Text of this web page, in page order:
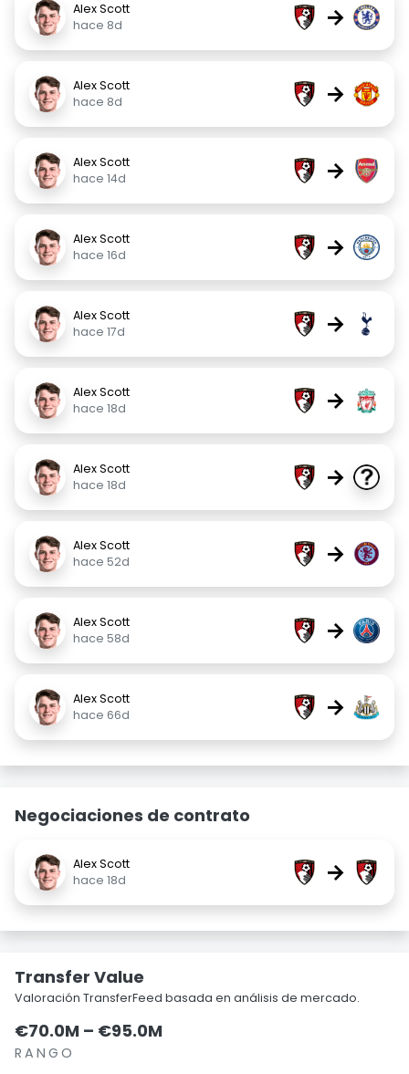
Alex Scott
hace 8d
→
Alex Scott
hace 8d
→
Alex Scott
hace 14d
→
Alex Scott
hace 16d
→
Alex Scott
hace 17d
→
Alex Scott
hace 18d
→
Alex Scott
hace 18d
→
Alex Scott
hace 52d
→
Alex Scott
hace 58d
→
Alex Scott
hace 66d
→
Negociaciones de contrato
Alex Scott
hace 18d
→
Transfer Value
Valoración TransferFeed basada en análisis de mercado.
€70.0M – €95.0M
RANGO